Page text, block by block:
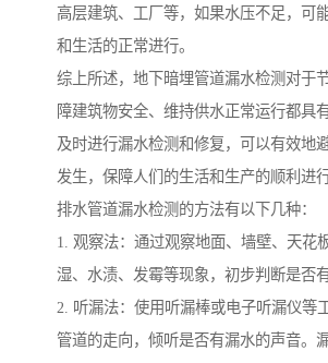
高层建筑、工厂等，如果水压不足，可
和生活的正常进行。
综上所述，地下暗埋管道漏水检测对于
障建筑物安全、维持供水正常运行都具
及时进行漏水检测和修复，可以有效地
发生，保障人们的生活和生产的顺利进行
排水管道漏水检测的方法有以下几种：
1. 观察法：通过观察地面、墙壁、天花
湿、水渍、发霉等现象，初步判断是否
2. 听漏法：使用听漏棒或电子听漏仪等
管道的走向，倾听是否有漏水的声音。